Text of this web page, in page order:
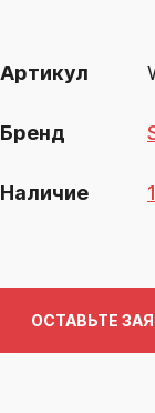
Артикул
Бренд
Наличие
ОСТАВЬТЕ